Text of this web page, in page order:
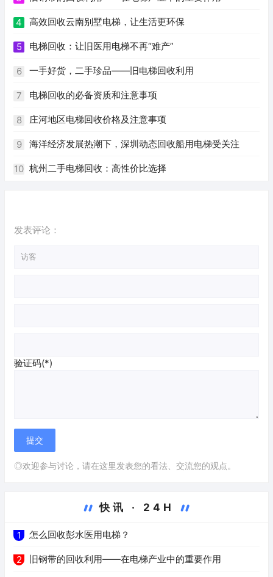
4 高效回收云南别墅电梯，让生活更环保
5 电梯回收：让旧医用电梯不再“难产”
6 一手好货，二手珍品——旧电梯回收利用
7 电梯回收的必备资质和注意事项
8 庄河地区电梯回收价格及注意事项
9 海洋经济发展热潮下，深圳动态回收船用电梯受关注
10 杭州二手电梯回收：高性价比选择
发表评论：
验证码(*)
◎欢迎参与讨论，请在这里发表您的看法、交流您的观点。
快讯 · 24H
1 怎么回收彭水医用电梯？
2 旧钢带的回收利用——在电梯产业中的重要作用